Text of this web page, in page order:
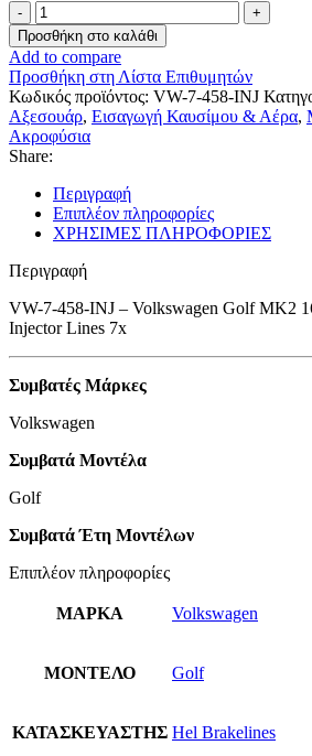
Volkswagen
Golf
MK2
16V
LHD
M12
Injectors
Injector
Lines
7x
ποσότητα
Προσθήκη στο καλάθι
Add to compare
Προσθήκη στη Λίστα Επιθυμητών
Κωδικός προϊόντος: VW-7-458-INJ
Αξεσουάρ, Εισαγωγή Καυσίμου & Αέρα,
Ακροφύσια
Share:
Περιγραφή
Επιπλέον πληροφορίες
ΧΡΗΣΙΜΕΣ ΠΛΗΡΟΦΟΡΙΕΣ
Περιγραφή
VW-7-458-INJ – Volkswagen Golf MK2
Injector Lines 7x
Συμβατές Μάρκες
Volkswagen
Συμβατά Μοντέλα
Golf
Συμβατά Έτη Μοντέλων
Επιπλέον πληροφορίες
ΜΑΡΚΑ Volkswagen
ΜΟΝΤΕΛΟ Golf
ΚΑΤΑΣΚΕΥΑΣΤΗΣ Hel Brakelines